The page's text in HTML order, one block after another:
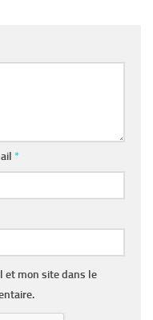
*
et mon site dans le